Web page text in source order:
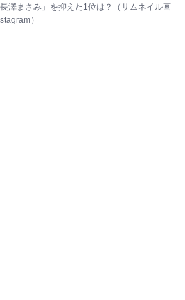
澤まさみ」を抑えた1位は？（サムネイル画
）